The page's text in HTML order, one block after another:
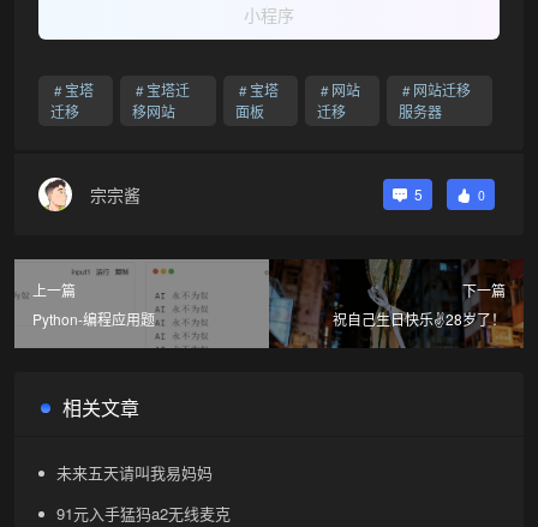
小程序
宝塔
迁移
宝塔迁
移网站
宝塔
面板
网站
迁移
网站迁移
服务器
宗宗酱 5 0
上一篇
Python-编程应用题
下一篇
祝自己生日快乐✌️28岁了！
相关文章
未来五天请叫我易妈妈
91元入手猛犸a2无线麦克